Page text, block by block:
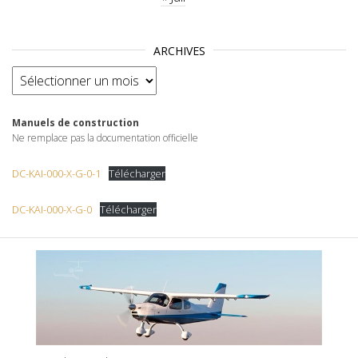
ARCHIVES
Archives
Manuels de construction
Ne remplace pas la documentation officielle
DC-KAI-000-X-G-0-1 Télécharger
DC-KAI-000-X-G-0 Télécharger